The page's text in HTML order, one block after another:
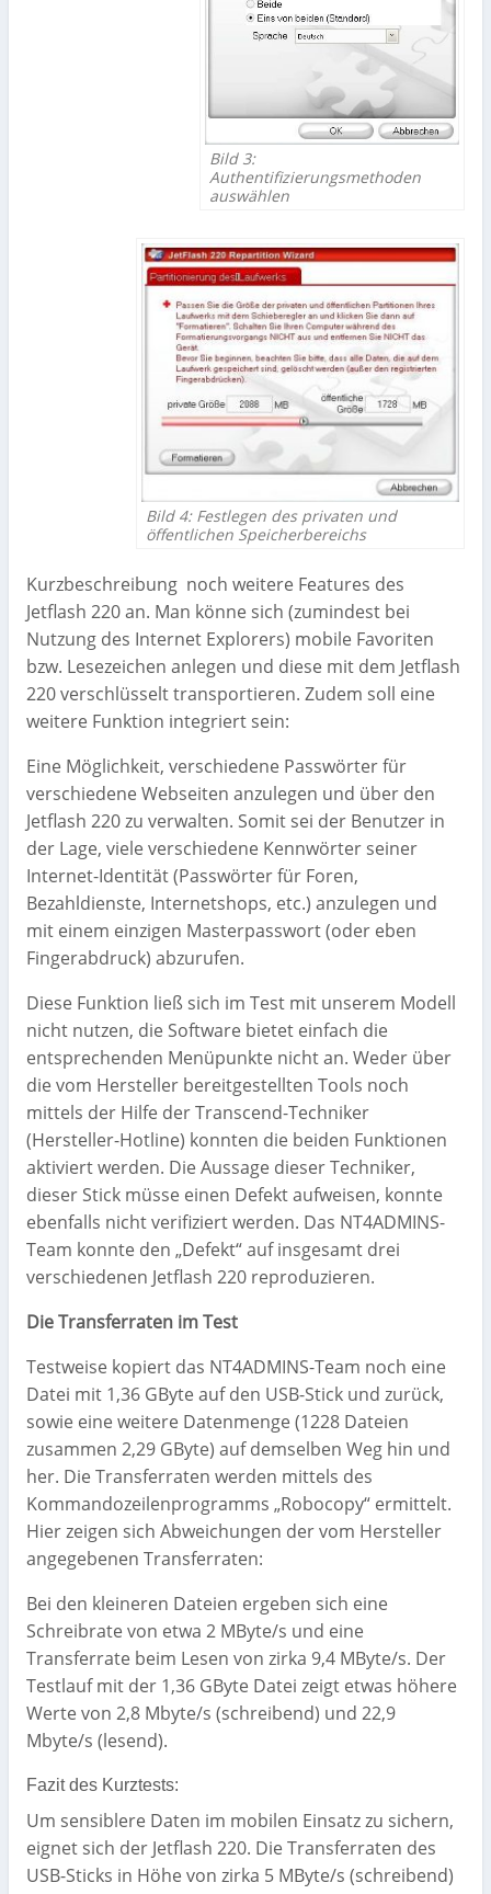
Bild 3:
Authentifizierungsmethoden
auswählen
Bild 4: Festlegen des privaten und
öffentlichen Speicherbereichs
Kurzbeschreibung noch weitere Features des
Jetflash 220 an. Man könne sich (zumindest bei
Nutzung des Internet Explorers) mobile Favoriten
bzw. Lesezeichen anlegen und diese mit dem Jetflash
220 verschlüsselt transportieren. Zudem soll eine
weitere Funktion integriert sein:
Eine Möglichkeit, verschiedene Passwörter für
verschiedene Webseiten anzulegen und über den
Jetflash 220 zu verwalten. Somit sei der Benutzer in
der Lage, viele verschiedene Kennwörter seiner
Internet-Identität (Passwörter für Foren,
Bezahldienste, Internetshops, etc.) anzulegen und
mit einem einzigen Masterpasswort (oder eben
Fingerabdruck) abzurufen.
Diese Funktion ließ sich im Test mit unserem Modell
nicht nutzen, die Software bietet einfach die
entsprechenden Menüpunkte nicht an. Weder über
die vom Hersteller bereitgestellten Tools noch
mittels der Hilfe der Transcend-Techniker
(Hersteller-Hotline) konnten die beiden Funktionen
aktiviert werden. Die Aussage dieser Techniker,
dieser Stick müsse einen Defekt aufweisen, konnte
ebenfalls nicht verifiziert werden. Das NT4ADMINS-
Team konnte den „Defekt“ auf insgesamt drei
verschiedenen Jetflash 220 reproduzieren.
Die Transferraten im Test
Testweise kopiert das NT4ADMINS-Team noch eine
Datei mit 1,36 GByte auf den USB-Stick und zurück,
sowie eine weitere Datenmenge (1228 Dateien
zusammen 2,29 GByte) auf demselben Weg hin und
her. Die Transferraten werden mittels des
Kommandozeilenprogramms „Robocopy“ ermittelt.
Hier zeigen sich Abweichungen der vom Hersteller
angegebenen Transferraten:
Bei den kleineren Dateien ergeben sich eine
Schreibrate von etwa 2 MByte/s und eine
Transferrate beim Lesen von zirka 9,4 MByte/s. Der
Testlauf mit der 1,36 GByte Datei zeigt etwas höhere
Werte von 2,8 Mbyte/s (schreibend) und 22,9
Mbyte/s (lesend).
Fazit des Kurztests:
Um sensiblere Daten im mobilen Einsatz zu sichern,
eignet sich der Jetflash 220. Die Transferraten des
USB-Sticks in Höhe von zirka 5 MByte/s (schreibend)